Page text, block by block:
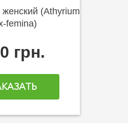
(Athyrium
femina)
грн.